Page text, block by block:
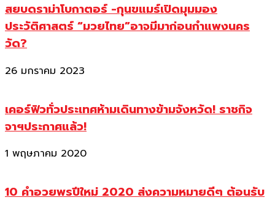
สยบดราม่าโบกาตอร์ -กุนขแมร์เปิดมุมมอง
ประวัติศาสตร์ “มวยไทย”อาจมีมาก่อนกำแพงนคร
วัด?
26 มกราคม 2023
เคอร์ฟิวทั่วประเทศห้ามเดินทางข้ามจังหวัด! ราชกิจ
จาฯประกาศแล้ว!
1 พฤษภาคม 2020
10 คำอวยพรปีใหม่ 2020 ส่งความหมายดีๆ ต้อนรับ